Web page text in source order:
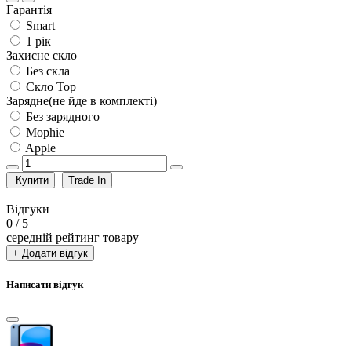
Гарантія
Smart
1 рік
Захисне скло
Без скла
Скло Top
Зарядне(не йде в комплекті)
Без зарядного
Mophie
Apple
Купити Trade In
Відгуки
0 / 5
середній рейтинг товару
+ Додати відгук
Написати відгук